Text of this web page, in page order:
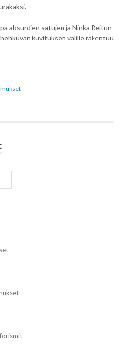
absurdien satujen ja Ninka Reitun
kuvituksen välille rakentuu